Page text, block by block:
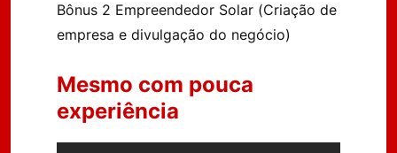
Bônus 2 Empreendedor Solar (Criação de
empresa e divulgação do negócio)
Mesmo com pouca
experiência